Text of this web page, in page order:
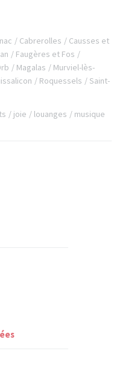
Cabrerolles
Causses et
Faugères et Fos
Magalas
Murviel-lès-
Roquessels
Saint-
joie louanges musique